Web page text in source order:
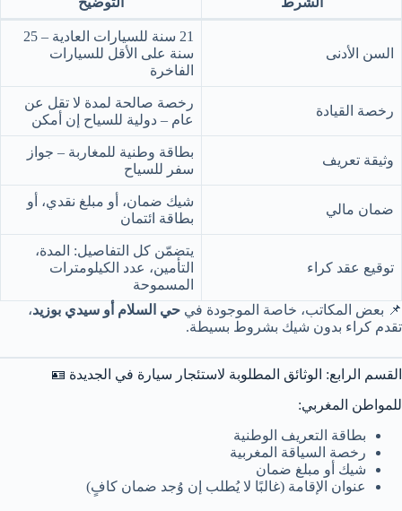
السن الأدنى
21 سنة للسيارات العادية – 25
سنة على الأقل للسيارات
الفاخرة
رخصة القيادة
رخصة صالحة لمدة لا تقل عن
عام – دولية للسياح إن أمكن
وثيقة تعريف
بطاقة وطنية للمغاربة – جواز
سفر للسياح
ضمان مالي
شيك ضمان، أو مبلغ نقدي، أو
بطاقة ائتمان
توقيع عقد كراء
يتضمّن كل التفاصيل: المدة،
التأمين، عدد الكيلومترات
المسموحة
📌 بعض المكاتب، خاصة الموجودة في حي السلام أو سيدي بوزيد،
تقدم كراء بدون شيك بشروط بسيطة.
القسم الرابع: الوثائق المطلوبة لاستئجار سيارة في الجديدة 🪪
للمواطن المغربي:
بطاقة التعريف الوطنية
رخصة السياقة المغربية
شيك أو مبلغ ضمان
عنوان الإقامة (غالبًا لا يُطلب إن وُجد ضمان كافٍ)